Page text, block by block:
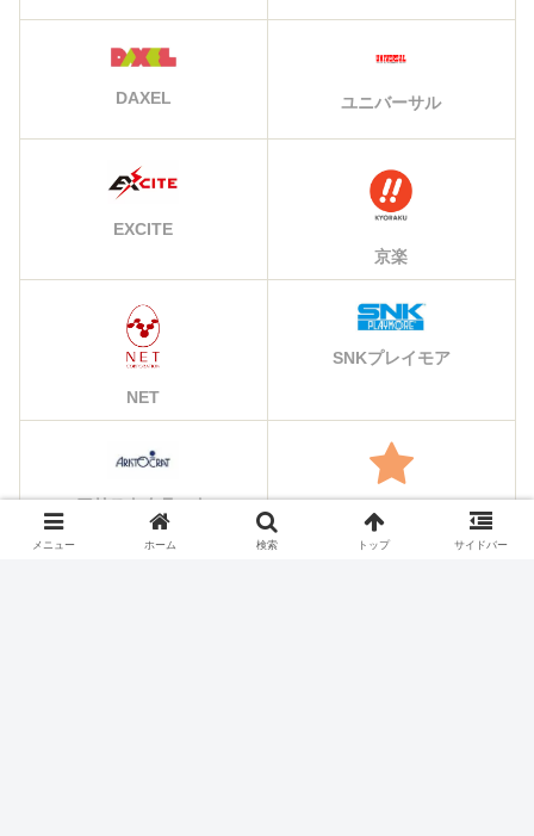
DAXEL ユニバーサル
EXCITE
京楽
NET
SNKプレイモア
アリストクラート その他のメーカー
メニュー ホーム 検索 トップ サイドバー